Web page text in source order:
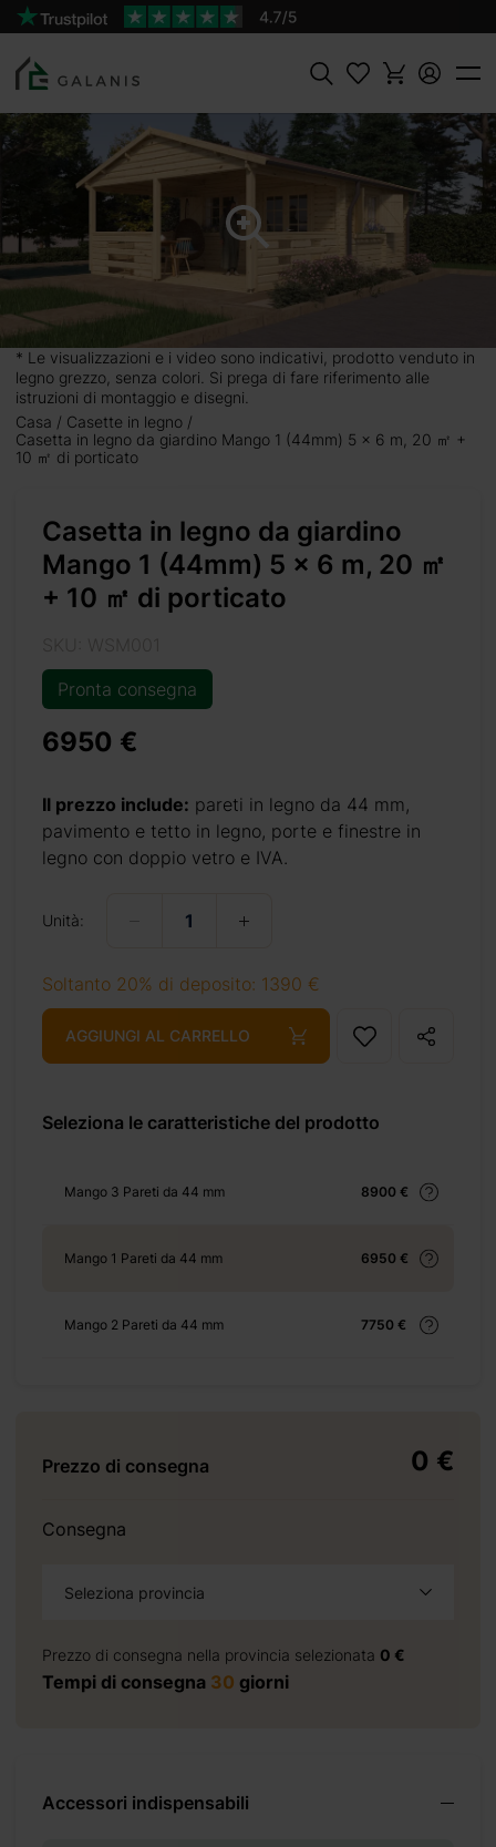
Cercare
* Le visualizzazioni e i video sono indicativi, prodotto venduto in
legno grezzo, senza colori. Si prega di fare riferimento alle
istruzioni di montaggio e disegni.
Casa
Casette in legno
Casetta in legno da giardino Mango 1 (44mm) 5 x 6 m, 20 ㎡ +
10 ㎡ di porticato
Casetta in legno da giardino
Mango 1 (44mm) 5 x 6 m, 20 ㎡
+ 10 ㎡ di porticato
Pronta consegna
6950 €
Il prezzo include: pareti in legno da 44 mm,
pavimento e tetto in legno, porte e finestre in
legno con doppio vetro e IVA.
Unità:
Soltanto 20% di deposito: 1390 €
AGGIUNGI AL CARRELLO
Seleziona le caratteristiche del prodotto
Mango 3 Pareti da 44 mm 8900 €
Mango 1 Pareti da 44 mm 6950 €
Mango 2 Pareti da 44 mm 7750 €
Prezzo di consegna 0 €
Consegna
Seleziona provincia
Prezzo di consegna nella provincia selezionata 0 €
Tempi di consegna 30 giorni
Accessori indispensabili
Prodotto:
Mango 1 Pareti da 44 mm
6950 €
m, 20 ㎡
di ben 20 metri
un tetto a
All’interno, un
esigenze. Puoi
e un tavolino,
vasta gamma di
Tra le nostre
garantire una
conservare la
+ 0 €